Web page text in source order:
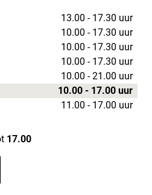
13.00 - 17.30 uur
10.00 - 17.30 uur
10.00 - 17.30 uur
10.00 - 17.30 uur
10.00 - 21.00 uur
10.00 - 17.00 uur
11.00 - 17.00 uur
17.00